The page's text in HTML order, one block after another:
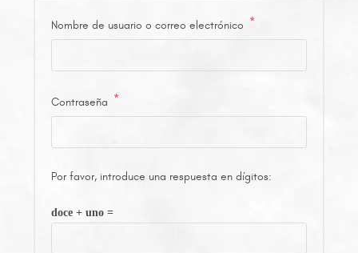
Nombre de usuario o correo electrónico *
Contraseña *
Por favor, introduce una respuesta en dígitos:
doce + uno =